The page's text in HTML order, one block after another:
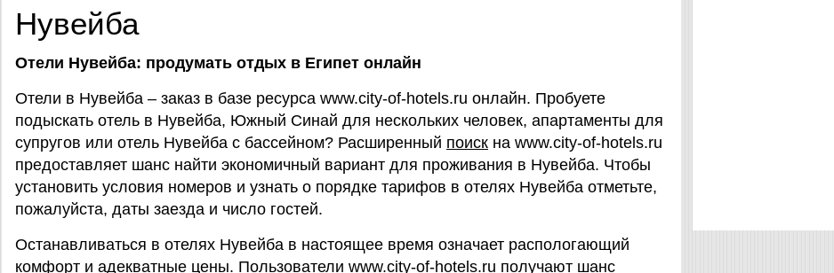
Нувейба
Отели Нувейба: продумать отдых в Египет онлайн
Отели в Нувейба – заказ в базе ресурса www.city-of-hotels.ru онлайн. Пробуете
подыскать отель в Нувейба, Южный Синай для нескольких человек, апартаменты для
супругов или отель Нувейба с бассейном? Расширенный поиск на www.city-of-hotels.ru
предоставляет шанс найти экономичный вариант для проживания в Нувейба. Чтобы
установить условия номеров и узнать о порядке тарифов в отелях Нувейба отметьте,
пожалуйста, даты заезда и число гостей.
Останавливаться в отелях Нувейба в настоящее время означает распологающий
комфорт и адекватные цены. Пользователи www.city-of-hotels.ru получают шанс